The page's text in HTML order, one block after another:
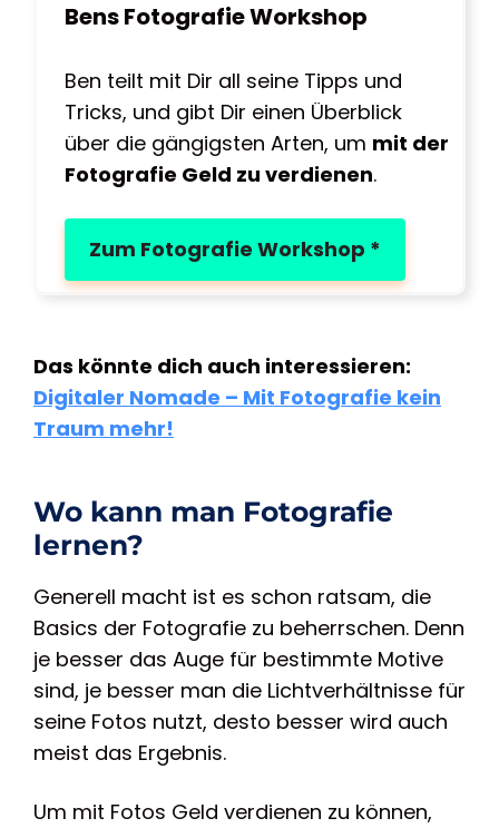
Bens Fotografie Workshop
Ben teilt mit Dir all seine Tipps und
Tricks, und gibt Dir einen Überblick
über die gängigsten Arten, um mit der
Fotografie Geld zu verdienen.
Zum Fotografie Workshop *
Das könnte dich auch interessieren:
Digitaler Nomade – Mit Fotografie kein
Traum mehr!
Wo kann man Fotografie
lernen?
Generell macht ist es schon ratsam, die
Basics der Fotografie zu beherrschen. Denn
je besser das Auge für bestimmte Motive
sind, je besser man die Lichtverhältnisse für
seine Fotos nutzt, desto besser wird auch
meist das Ergebnis.
Um mit Fotos Geld verdienen zu können,